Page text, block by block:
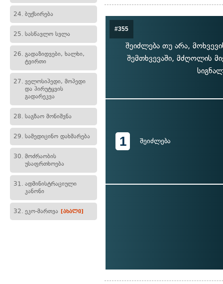
24. ბუქსირება
25. სასწავლო სვლა
26. გადაზიდვები, ხალხი,
ტვირთი
27. ველოსიპედი, მოპედი
და პირუტყვის
გადარეკვა
28. საგზაო მონიშვნა
29. სამედიცინო დახმარება
30. მოძრაობის
უსაფრთხოება
31. ადმინისტრაციული
კანონი
32. ეკო-მართვა [ახალი]
#355
შეიძლება თუ არა,
შემთხვევაში, მძღოლის
1 შეიძლება